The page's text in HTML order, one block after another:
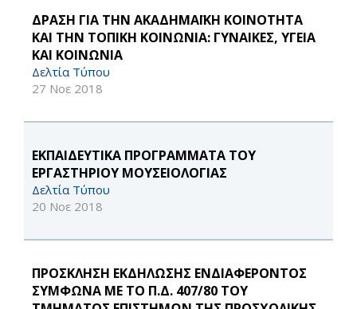
ΔΡΑΣΗ ΓΙΑ ΤΗΝ ΑΚΑΔΗΜΑΪΚΗ ΚΟΙΝΟΤΗΤΑ
ΚΑΙ ΤΗΝ ΤΟΠΙΚΗ ΚΟΙΝΩΝΙΑ: ΓΥΝΑΙΚΕΣ, ΥΓΕΙΑ
ΚΑΙ ΚΟΙΝΩΝΙΑ
Δελτία Τύπου
27 Νοε 2018
ΕΚΠΑΙΔΕΥΤΙΚΑ ΠΡΟΓΡΑΜΜΑΤΑ ΤΟΥ
ΕΡΓΑΣΤΗΡΙΟΥ ΜΟΥΣΕΙΟΛΟΓΙΑΣ
Δελτία Τύπου
20 Νοε 2018
ΠΡΟΣΚΛΗΣΗ ΕΚΔΗΛΩΣΗΣ ΕΝΔΙΑΦΕΡΟΝΤΟΣ
ΣΥΜΦΩΝΑ ΜΕ ΤΟ Π.Δ. 407/80 ΤΟΥ